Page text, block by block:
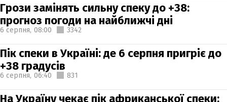
Грози замінять сильну спеку до +38:
прогноз погоди на найближчі дні
6 серпня, 08:00 3342
Пік спеки в Україні: де 6 серпня пригріє до
+38 градусів
6 серпня, 06:40 831
На Україну чекає пік африканської спеки: